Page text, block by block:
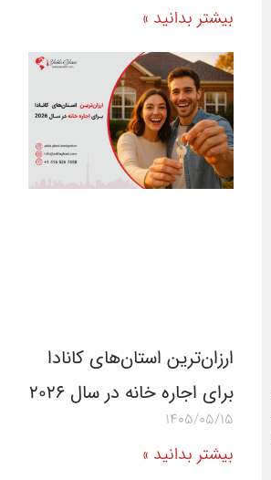
بیشتر بدانید »
ارزان‌ترین استان‌های کانادا
برای اجاره خانه در سال 2026
1405/05/15
بیشتر بدانید »